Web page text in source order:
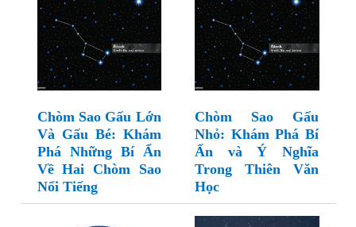
Chòm Sao Gấu Lớn
Và Gấu Bé: Khám
Phá Những Bí Ẩn
Về Hai Chòm Sao
Nổi Tiếng
Chòm Sao Gấu
Nhỏ: Khám Phá Bí
Ẩn và Ý Nghĩa
Trong Thiên Văn
Học